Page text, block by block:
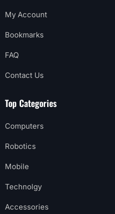
My Account
Bookmarks
FAQ
Contact Us
Top Categories
Computers
Robotics
Mobile
Technolgy
Accessories